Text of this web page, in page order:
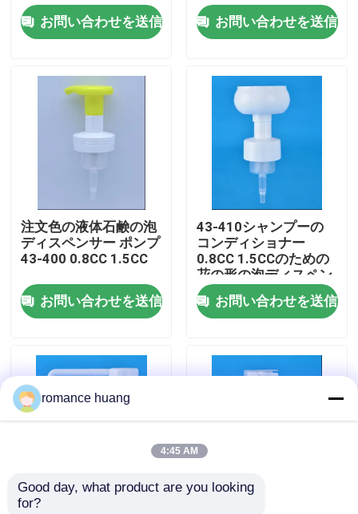
企業情報
品質管理
お問い合わせ
見積依頼
化粧品の空気のないびん
化粧品のローションのびん
化粧品のクリーム色の瓶
お問い合わせを送信
お問い合わせを送信
注文色の液体石鹸の泡
ディスペンサー ポンプ
43-400 0.8CC 1.5CC
お問い合わせを送信
43-410シャンプーの
コンディショナー
0.8CC 1.5CCのための
花の形の泡ディスペン
サー ポンプ
お問い合わせを送信
40-410 43-400長いノ
romance huang
4:45 AM
Good day, what product are you looking
for?